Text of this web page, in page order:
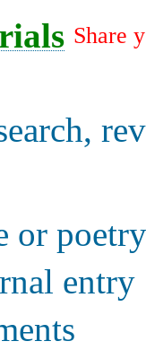
Share
or poetry
entry